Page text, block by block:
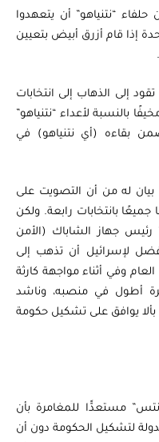
“نتنياهو” أن يتعهدوا
إذا قام أزرق أبيض بتعيين
إلى الذهاب إلى انتخابات
بالنسبة لأعداء “نتنياهو”
بقاءه (أي نتنياهو) في
له من أن التصويت على
بانتخابات رابعة. ولكن
جهاز الشاباك (الأمن
لإسرائيل أن تذهب إلى
وفي أثناء مواجهة كارثة
أطول في منصبه، وناشد
يوافق على تشكيل حكومة
مستعدًّا للمغامرة بأن
لتشكيل الحكومة دون أن